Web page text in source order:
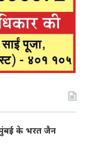
मुंबई के भरत जैन